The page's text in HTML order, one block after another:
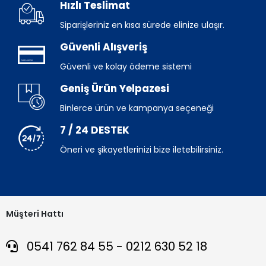
Hızlı Teslimat
Siparişleriniz en kısa sürede elinize ulaşır.
Güvenli Alışveriş
Güvenli ve kolay ödeme sistemi
Geniş Ürün Yelpazesi
Binlerce ürün ve kampanya seçeneği
7 / 24 DESTEK
Öneri ve şikayetlerinizi bize iletebilirsiniz.
Müşteri Hattı
0541 762 84 55 - 0212 630 52 18